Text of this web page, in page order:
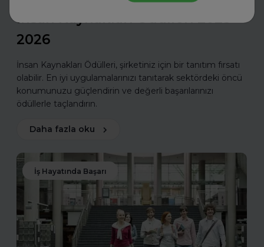
İnsan Kaynakları Ödülleri 2025-
2026
İnsan Kaynakları Ödülleri, şirketiniz için bir tanıtım fırsatı
olabilir. En iyi uygulamalarınızı tanıtarak sektördeki öncü
konumunuzu güçlendirin ve değerli başarılarınızı
ödüllerle taçlandırın.
Daha fazla oku
İş Hayatında Başarı